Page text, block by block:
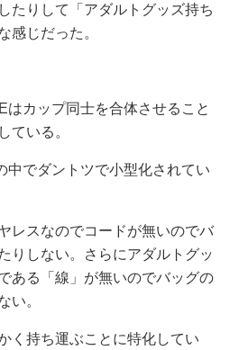
たりして「アダルトグッズ持ち
感じだった。
はカップ同士を合体させること
ている。
中でダントツで小型化されてい
レスなのでコードが無いのでバ
りしない。さらにアダルトグッ
ある「線」が無いのでバッグの
い。
く持ち運ぶことに特化してい